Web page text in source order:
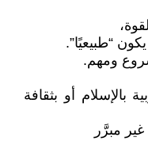
“طبيعيًا”.
ومهم.
أو بثقافة
مبرَّر